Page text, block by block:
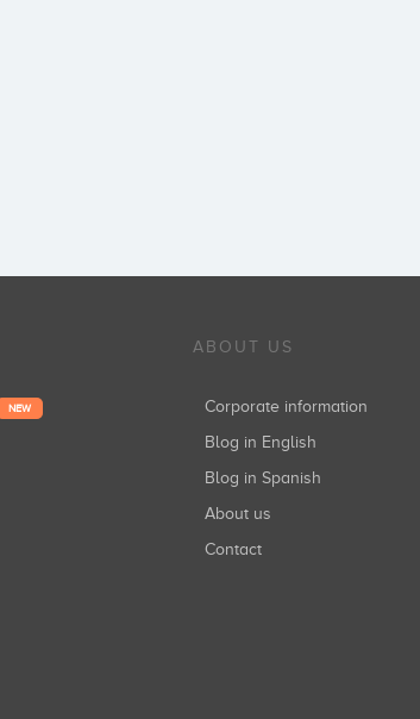
NEW
ABOUT US
Corporate information
Blog in English
Blog in Spanish
About us
Contact